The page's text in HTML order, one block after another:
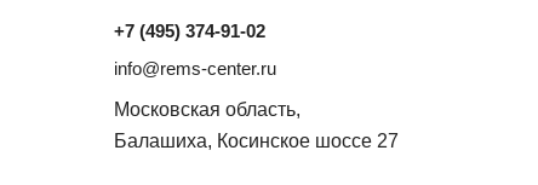
+7 (495) 374-91-02
info@rems-center.ru
Московская область,
Балашиха, Косинское шоссе 27